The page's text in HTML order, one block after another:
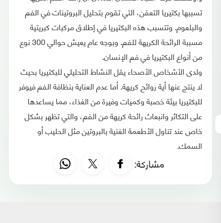
تسببها بكتيريا التعفن، التي تقوم بتحليل البروتينات في الفم
والبلعوم. وتتسبب هذه البكتيريا في إطلاق مركبات كبريتية
مسببة الرائحة الكريهة للفم. وبوجه عام يعيش حوالي 300 نوع
من أنواع البكتيريا في فم الإنسان.
ولدى الأشخاص الأصحاء يقل النشاط التحليلي للبكتيريا بحيث
لا ينتج عنها أية روائح كريهة. أما عدم العناية بنظافة الفم فيوفر
للبكتيريا بيئة خصبة وكميات وفيرة من الغذاء، مما يساعدها
على التكاثر وانبعاث رائحة كريهة من الفم، والتي تظهر بشكل
خاص عند تناول الأطعمة الغنية بالبروتين مثل الحليب أو
السمك.
مشاركة: